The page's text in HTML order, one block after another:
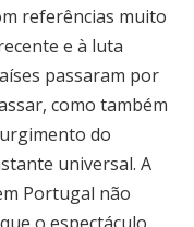
referências muito
e à luta
passaram por
como também
do
universal. A
Portugal não
o espectáculo